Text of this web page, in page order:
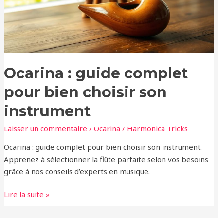
Ocarina : guide complet
pour bien choisir son
instrument
Laisser un commentaire /Ocarina / Harmonica Tricks
Ocarina : guide complet pour bien choisir son instrument.
Apprenez à sélectionner la flûte parfaite selon vos besoins
grâce à nos conseils d’experts en musique.
choisir
son
instrument
Lire la suite »